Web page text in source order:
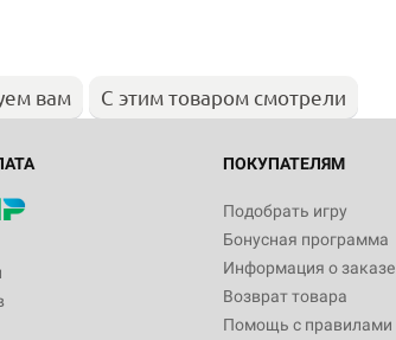
вам С этим товаром смотрели
ПОКУПАТЕЛЯМ
Подобрать игру
Бонусная программа
Информация о заказе
Возврат товара
Помощь с правилами